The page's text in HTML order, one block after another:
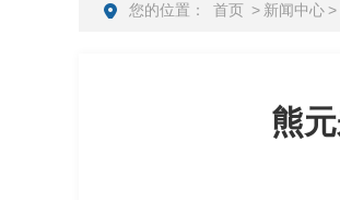
您的位置： 首页 > 新闻中心>
熊